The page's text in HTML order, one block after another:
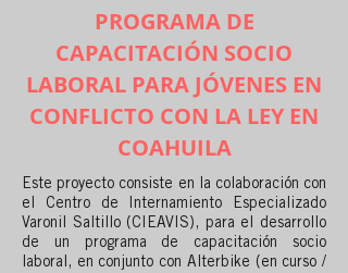
PROGRAMA DE
CAPACITACIÓN SOCIO
LABORAL PARA JÓVENES EN
CONFLICTO CON LA LEY EN
COAHUILA
Este proyecto consiste en la colaboración con
el Centro de Internamiento Especializado
Varonil Saltillo (CIEAVIS), para el desarrollo
de un programa de capacitación socio
laboral, en conjunto con Alterbike (en curso /